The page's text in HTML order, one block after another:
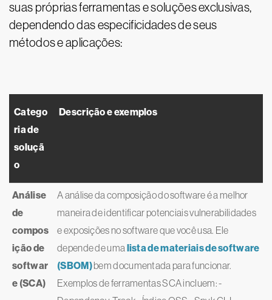
suas próprias ferramentas e soluções exclusivas,
dependendo das especificidades de seus
métodos e aplicações:
Catego
ria de
soluçã
o
Descrição e exemplos
Análise
de
compos
ição de
softwar
e (SCA)
A análise da composição do software é a melhor
maneira de identificar potenciais vulnerabilidades
e exposições no software que você usa. Ele
depende de uma lista de materiais de software
(SBOM)bem documentada para funcionar.
Exemplos de ferramentas SCA incluem: -